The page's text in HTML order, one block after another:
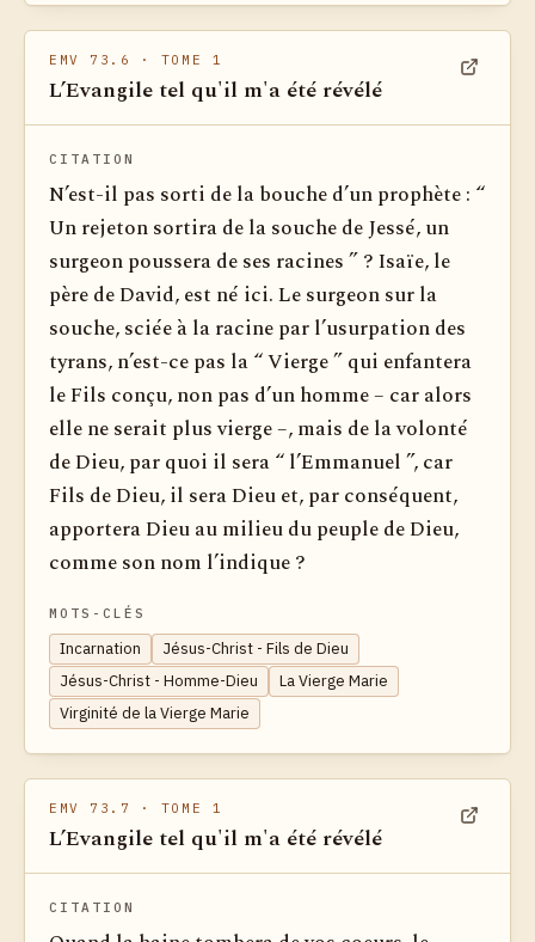
EMV 73.6 · TOME 1
L’Evangile tel qu'il m'a été révélé
CITATION
N’est-il pas sorti de la bouche d’un prophète : “
Un rejeton sortira de la souche de Jessé, un
surgeon poussera de ses racines ” ? Isaïe, le
père de David, est né ici. Le surgeon sur la
souche, sciée à la racine par l’usurpation des
tyrans, n’est-ce pas la “ Vierge ” qui enfantera
le Fils conçu, non pas d’un homme – car alors
elle ne serait plus vierge –, mais de la volonté
de Dieu, par quoi il sera “ l’Emmanuel ”, car
Fils de Dieu, il sera Dieu et, par conséquent,
apportera Dieu au milieu du peuple de Dieu,
comme son nom l’indique ?
MOTS-CLÉS
Incarnation
Jésus-Christ - Fils de Dieu
Jésus-Christ - Homme-Dieu
La Vierge Marie
Virginité de la Vierge Marie
EMV 73.7 · TOME 1
L’Evangile tel qu'il m'a été révélé
CITATION